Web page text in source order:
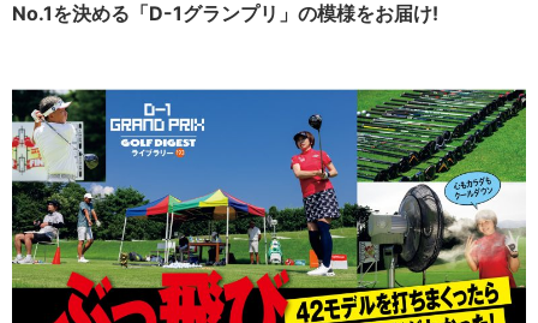
No.1を決める「D-1グランプリ」の模様をお届け!